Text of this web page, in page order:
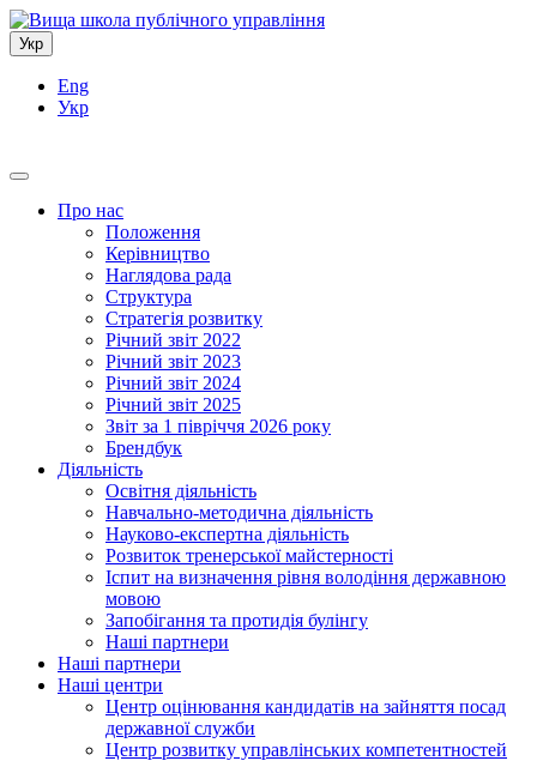
Укр
Eng
Укр
Про нас
Положення
Керівництво
Наглядова рада
Структура
Стратегія розвитку
Річний звіт 2022
Річний звіт 2023
Річний звіт 2024
Річний звіт 2025
Звіт за 1 півріччя 2026 року
Брендбук
Діяльність
Освітня діяльність
Навчально-методична діяльність
Науково-експертна діяльність
Розвиток тренерської майстерності
Іспит на визначення рівня володіння державною
мовою
Запобігання та протидія булінгу
Наші партнери
Наші партнери
Наші центри
Центр оцінювання кандидатів на зайняття посад
державної служби
Центр розвитку управлінських компетентностей